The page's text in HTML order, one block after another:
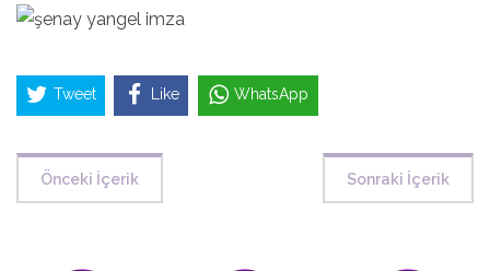
Tweet Like WhatsApp
Önceki İçerik Sonraki İçerik